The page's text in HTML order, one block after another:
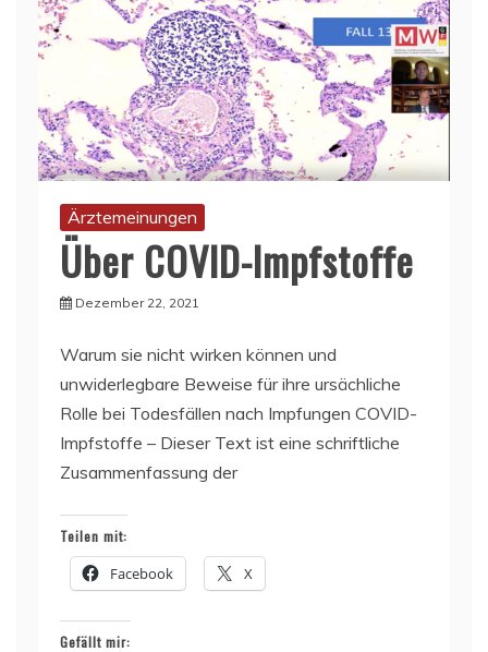
Ärztemeinungen
Über COVID-Impfstoffe
Dezember 22, 2021
Warum sie nicht wirken können und
unwiderlegbare Beweise für ihre ursächliche
Rolle bei Todesfällen nach Impfungen COVID-
Impfstoffe – Dieser Text ist eine schriftliche
Zusammenfassung der
Teilen mit:
Facebook X
Gefällt mir: